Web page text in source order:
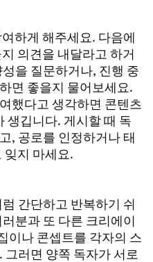
하게 해주세요. 다음에
의견을 내달라고 하거
을 질문하거나, 진행 중
면 좋을지 물어보세요.
했다고 생각하면 콘텐츠
생깁니다. 게시할 때 독
, 공로를 인정하거나 태
잊지 마세요.
간단하고 반복하기 쉬
분과 또 다른 크리에이
이나 콘셉트를 각자의 스
러면 양쪽 독자가 서로